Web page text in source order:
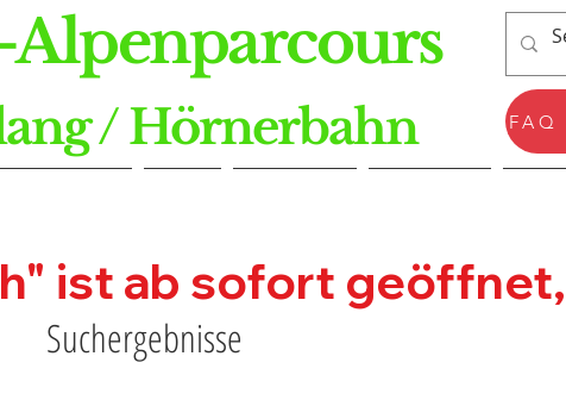
/ Hörnerbahn
Suchergebnisse
ist ab sofort